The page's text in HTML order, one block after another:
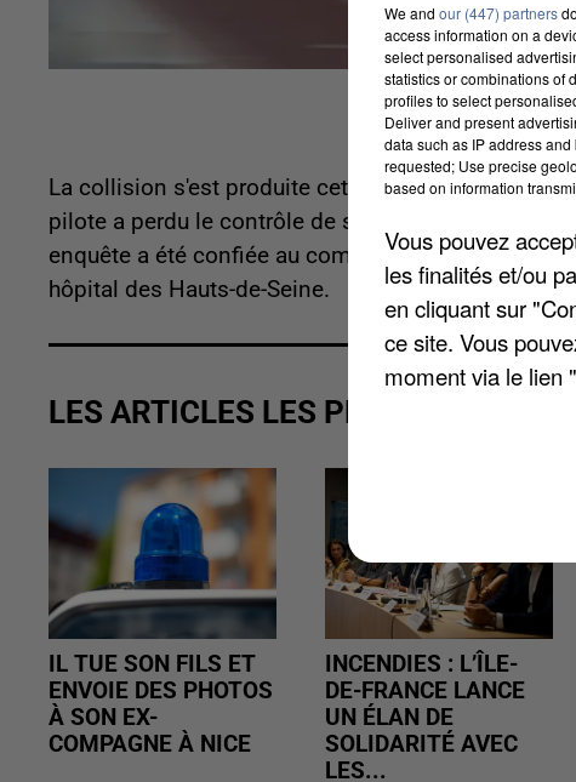
La collision s'est produite cette nuit sur la RD113.
pilote a perdu le contrôle de son engin et a été
enquête a été confiée au commissariat de
hôpital des Hauts-de-Seine.
LES ARTICLES LES PLUS VUS
IL TUE SON FILS ET
ENVOIE DES PHOTOS
À SON EX-
COMPAGNE À NICE
INCENDIES : L’ÎLE-
DE-FRANCE LANCE
UN ÉLAN DE
SOLIDARITÉ AVEC
LES...
We and our (447) partners
access information on a
select personalised
statistics or combinations of
profiles to select
Deliver and present
data such as IP address
requested; Use precise
based on information
Vous pouvez
les finalités et/ou
en cliquant sur
ce site. Vous
moment via le lien